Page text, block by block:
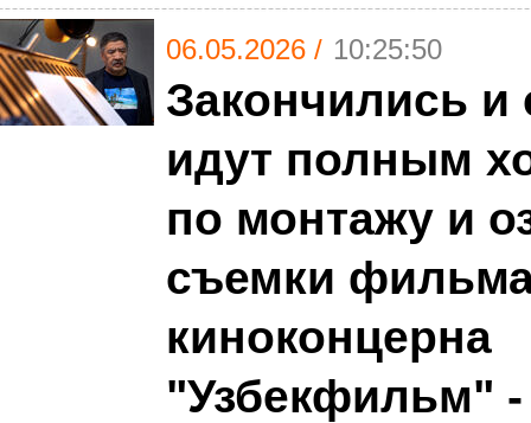
06.05.2026 / 10:25:50
Закончились и
идут полным
по монтажу и
съемки
киноконцерна
"Узбекфильм" -